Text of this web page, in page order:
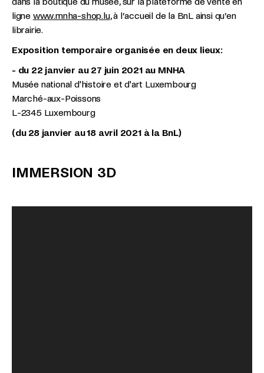
ligne www.mnha-shop.lu, à l’accueil de la BnL ainsi qu’en
librairie.
Exposition temporaire organisée en deux lieux:
- du 22 janvier au 27 juin 2021 au MNHA
Musée national d'histoire et d'art Luxembourg
Marché-aux-Poissons
L-2345 Luxembourg
(du 28 janvier au 18 avril 2021 à la BnL)
IMMERSION 3D